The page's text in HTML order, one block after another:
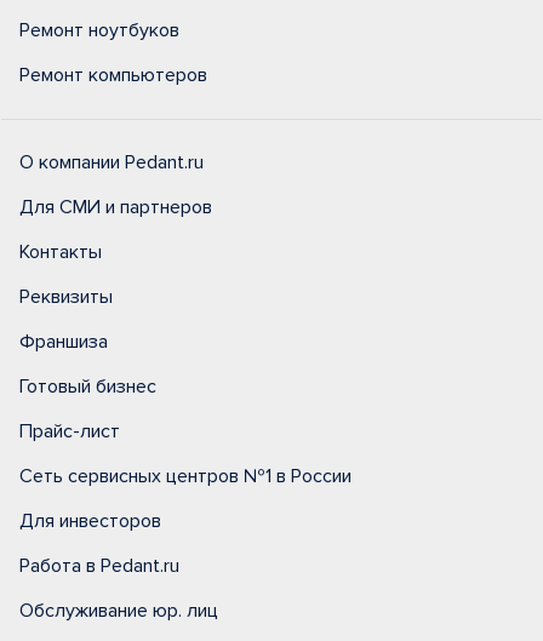
Ремонт ноутбуков
Ремонт компьютеров
О компании Pedant.ru
Для СМИ и партнеров
Контакты
Реквизиты
Франшиза
Готовый бизнес
Прайс-лист
Сеть сервисных центров №1 в России
Для инвесторов
Работа в Pedant.ru
Обслуживание юр. лиц